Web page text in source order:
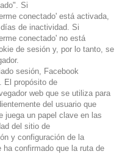
Si
conectado' está activada,
de inactividad. Si
conectado' no está
de sesión y, por lo tanto, se
sesión, Facebook
El propósito de
web que se utiliza para
del usuario que
juega un papel clave en las
del sitio de
y configuración de la
ha confirmado que la ruta de